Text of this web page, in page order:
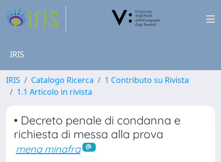
IRIS
IRIS Catalogo Ricerca
1 Contributo su Rivista
1.1 Articolo in rivista
• Decreto penale di condanna e
richiesta di messa alla prova
mena minafra